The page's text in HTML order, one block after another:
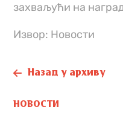
захваљући на
Извор: Новости
Назад у архиву
НОВОСТИ